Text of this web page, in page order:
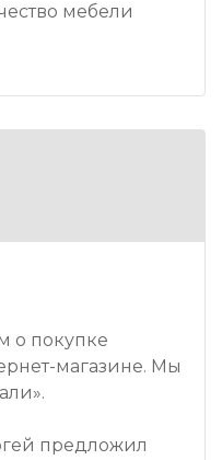
мебели
о покупке
магазине. Мы
предложил